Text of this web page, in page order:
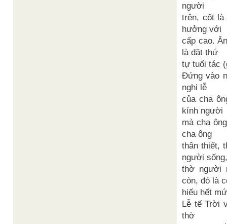
người
trên, cốt là
hưởng với
cấp cao.
là đặt thứ
tự tuổi tác
Đứng vào
nghi lễ
của cha
kính người
mà cha
cha ông
thân thiết,
người sống,
thờ người
còn, đó là
hiếu hết
Lễ tế Trời
thờ